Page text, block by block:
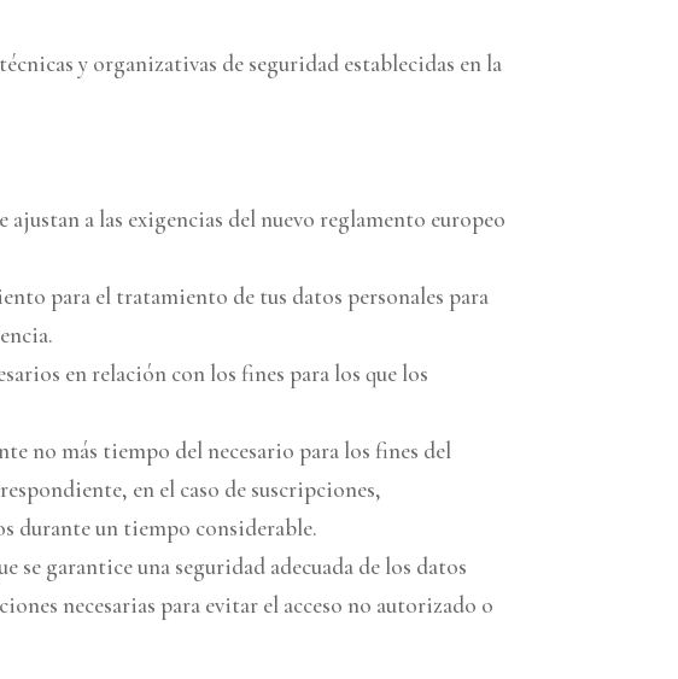
y organizativas de seguridad establecidas en la
a las exigencias del nuevo reglamento europeo
para el tratamiento de tus datos personales para
en relación con los fines para los que los
no más tiempo del necesario para los fines del
en el caso de suscripciones,
durante un tiempo considerable.
garantice una seguridad adecuada de los datos
necesarias para evitar el acceso no autorizado o